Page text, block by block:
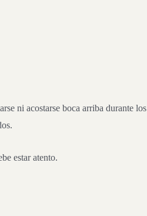
ni acostarse boca arriba durante los
estar atento.